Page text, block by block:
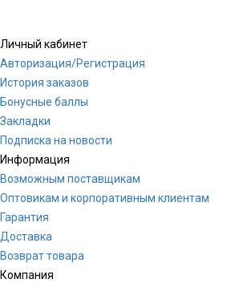
Личный кабинет
Авторизация/Регистрация
История заказов
Бонусные баллы
Закладки
Подписка на новости
Информация
Возможным поставщикам
Оптовикам и корпоративным клиентам
Гарантия
Доставка
Возврат товара
Компания